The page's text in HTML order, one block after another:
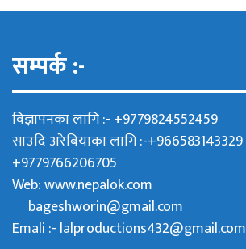
सम्पर्क :-
विज्ञापनका लागि :- +9779824552459
साउदि अरेबियाका लागि :-+966583143329
+9779766206705
Web:www.nepalok.com
bageshworin@gmail.com
Emali :- lalproductions432@gmail.com